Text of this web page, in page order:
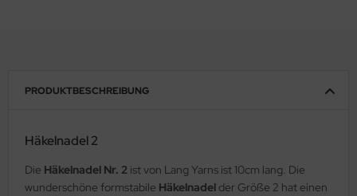
PRODUKTBESCHREIBUNG
Häkelnadel 2
Die Häkelnadel Nr. 2 ist von Lang Yarns ist 10cm lang. Die
wunderschöne formstabile Häkelnadel der Größe 2 hat einen